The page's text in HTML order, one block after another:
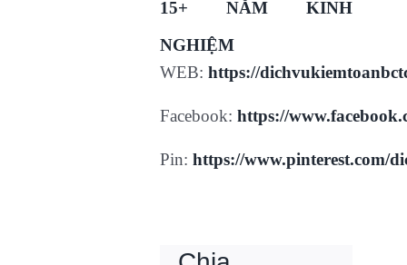
15+ NĂM KINH
NGHIỆM
WEB:https://
Facebook:https://
Pin:https://www.pinterest.com/